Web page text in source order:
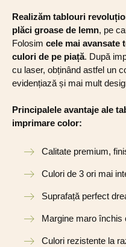
Realizăm tablouri
plăci groase de lemn, pe
Folosim cele mai avansate
culori de pe piață. După
cu laser, obținând astfel un
evidențiază și mai mult
Principalele avantaje ale
imprimare color:
Calitate premium,
Culori de 3 ori mai
Suprafață perfect
Margine maro închis
Culori rezistente la